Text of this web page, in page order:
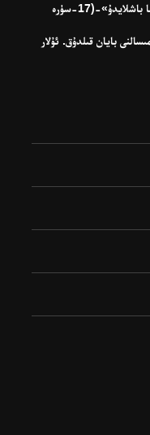
«شۈبھىسىزكى، بۇ قۇرئان ئەڭ توغرا يولغا باشلايدۇ»-(17-سۈرە
بايان قىلدۇق. ئۇلار